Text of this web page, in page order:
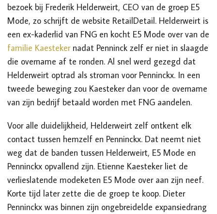
bezoek bij Frederik Helderweirt, CEO van de groep E5
Mode, zo schrijft de website RetailDetail. Helderweirt is
een ex-kaderlid van FNG en kocht E5 Mode over van de
familie Kaestekernadat Penninck zelf er niet in slaagde
die overname af te ronden. Al snel werd gezegd dat
Helderweirt optrad als stroman voor Penninckx. In een
tweede beweging zou Kaesteker dan voor de overname
van zijn bedrijf betaald worden met FNG aandelen.
Voor alle duidelijkheid, Helderweirt zelf ontkent elk
contact tussen hemzelf en Penninckx. Dat neemt niet
weg dat de banden tussen Helderweirt, E5 Mode en
Penninckx opvallend zijn. Etienne Kaesteker liet de
verlieslatende modeketen E5 Mode over aan zijn neef.
Korte tijd later zette die de groep te koop. Dieter
Penninckx was binnen zijn ongebreidelde expansiedrang